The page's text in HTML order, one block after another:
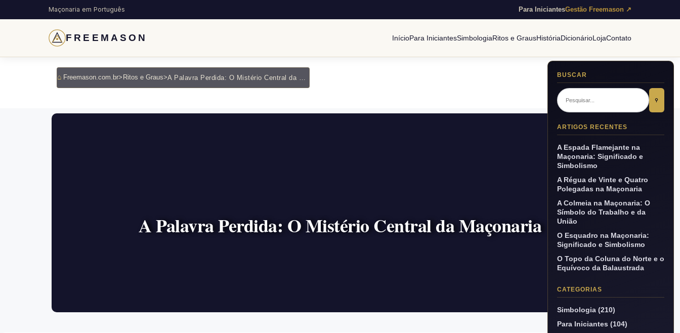
Maçonaria em Português Para IniciantesGestão Freemason ↗
FREEMASON InícioPara IniciantesSimbologiaRitos e GrausHistóriaDicionárioLojaContato
Freemason.com.br> Ritos e Graus>
A Palavra Perdida: O Mistério Central da Maçonaria
BUSCAR
⚲
ARTIGOS RECENTES
A Espada Flamejante na
Maçonaria: Significado e
Simbolismo
A Régua de Vinte e Quatro
Polegadas na Maçonaria
A Colmeia na Maçonaria: O
Símbolo do Trabalho e da
União
O Esquadro na Maçonaria:
Significado e Simbolismo
O Topo da Coluna do Norte e o
Equívoco da Balaustrada
CATEGORIAS
Simbologia (210)
Para Iniciantes (104)